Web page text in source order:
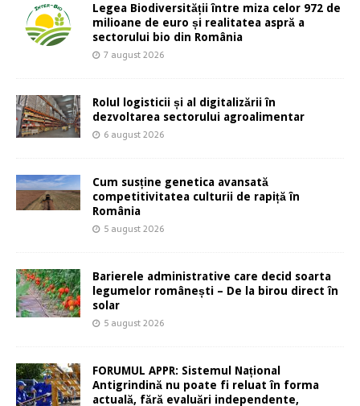
Legea Biodiversității între miza celor 972 de
milioane de euro și realitatea aspră a
sectorului bio din România
7 august 2026
Rolul logisticii și al digitalizării în
dezvoltarea sectorului agroalimentar
6 august 2026
Cum susține genetica avansată
competitivitatea culturii de rapiță în
România
5 august 2026
Barierele administrative care decid soarta
legumelor românești – De la birou direct în
solar
5 august 2026
FORUMUL APPR: Sistemul Național
Antigrindină nu poate fi reluat în forma
actuală, fără evaluări independente,